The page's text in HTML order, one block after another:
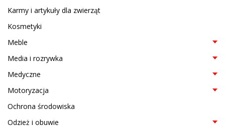
Karmy i artykuły dla zwierząt
Kosmetyki
Meble
Media i rozrywka
Medyczne
Motoryzacja
Ochrona środowiska
Odzież i obuwie